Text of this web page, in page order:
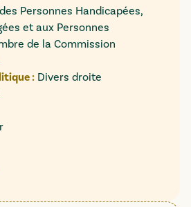
Personnes Handicapées,
et aux Personnes
de la Commission
: Divers droite